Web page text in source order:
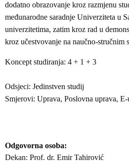
dodatno obrazovanje kroz razmjenu
međunarodne saradnje Univerziteta u
univerzitetima, zatim kroz rad u
kroz učestvovanje na naučno-stručnim
Koncept studiranja: 4 + 1 + 3
Odsjeci: Jedinstven studij
Smjerovi: Uprava, Poslovna uprava, E-
Odgovorna osoba
Dekan: Prof. dr. Emir Tahirović